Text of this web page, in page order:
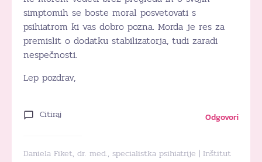
simptomih se boste moral posvetovati s
psihiatrom ki vas dobro pozna. Morda je res za
premislit o dodatku stabilizatorja, tudi zaradi
nespečnosti.
Lep pozdrav,
Citiraj Odgovori
Daniela Fiket, dr. med., specialistka psihiatrije | Inštitut